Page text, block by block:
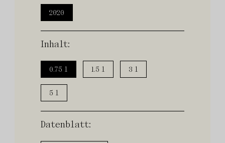
2020
Inhalt:
0.75 l 1.5 l 3 l
5 l
Datenblatt: